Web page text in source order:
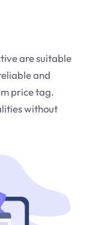
are suitable
and
price tag.
without